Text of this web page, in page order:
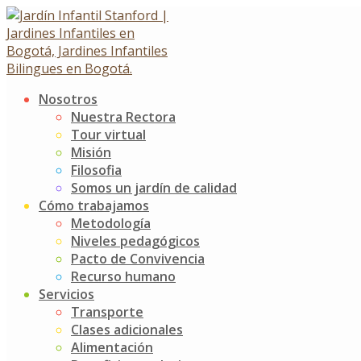
Skip
to
content
Nosotros
Nuestra Rectora
Tour virtual
Misión
Filosofia
Somos un jardín de calidad
Cómo trabajamos
Metodología
Niveles pedagógicos
Pacto de Convivencia
Recurso humano
Servicios
Transporte
Clases adicionales
Alimentación
Tierra, juego y
descubrimiento
Tierra, juego y descubrimiento
9 mayo, 2019
Jardín Infantil Stanford0 Comments
Explorar, descubrir e indagar son grandes oportunidades
para desarrollar procesos de pensamiento y conocer así
el mundo que nos rodea.
Es por esto que aprovechando el proyecto de aula que se